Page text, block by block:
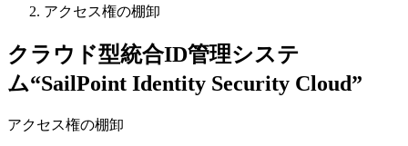
アクセス権の棚卸
クラウド型統合ID管理システ
ム“SailPoint Identity Security Cloud”
アクセス権の棚卸